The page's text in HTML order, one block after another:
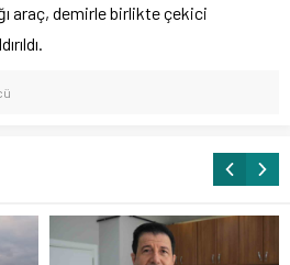
araç, demirle birlikte çekici